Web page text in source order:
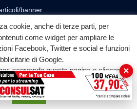
banner
f ◎ ▶
YouTube
- Tutti i diritti riservati
cookie, anche di terze parti, per
come widget per ampliare le
Facebook, Twitter e social e funzioni
di Google.
scorrendo questa pagina o cliccando
acconsenti all'uso dei cookie.
Accetta
×